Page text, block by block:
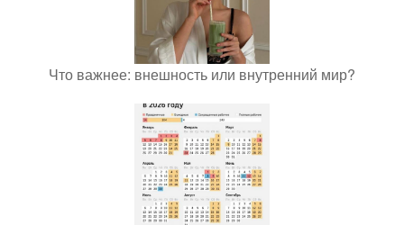
Что важнее: внешность или внутренний мир?